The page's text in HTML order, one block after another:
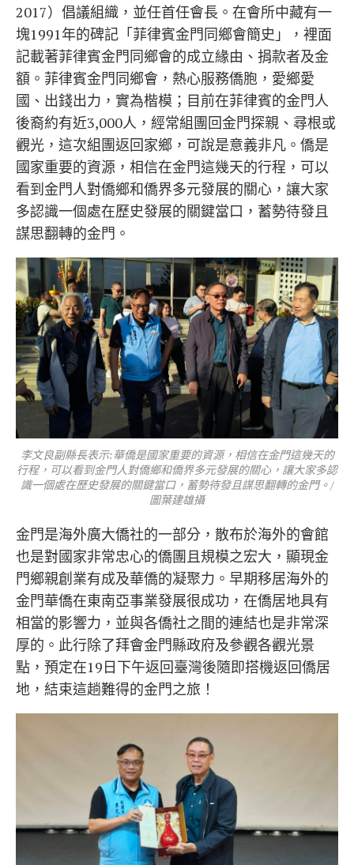
2017）倡議組織，並任首任會長。在會所中藏有一
塊1991年的碑記「菲律賓金門同鄉會簡史」，裡面
記載著菲律賓金門同鄉會的成立緣由、捐款者及金
額。菲律賓金門同鄉會，熱心服務僑胞，愛鄉愛
國、出錢出力，實為楷模；目前在菲律賓的金門人
後裔約有近3,000人，經常組團回金門探親、尋根或
觀光，這次組團返回家鄉，可說是意義非凡。僑是
國家重要的資源，相信在金門這幾天的行程，可以
看到金門人對僑鄉和僑界多元發展的關心，讓大家
多認識一個處在歷史發展的關鍵當口，蓄勢待發且
謀思翻轉的金門。
李文良副縣長表示:華僑是國家重要的資源，相信在金門這幾天的
行程，可以看到金門人對僑鄉和僑界多元發展的關心，讓大家多認
識一個處在歷史發展的關鍵當口，蓄勢待發且謀思翻轉的金門。/
圖葉建雄攝
金門是海外廣大僑社的一部分，散布於海外的會館
也是對國家非常忠心的僑團且規模之宏大，顯現金
門鄉親創業有成及華僑的凝聚力。早期移居海外的
金門華僑在東南亞事業發展很成功，在僑居地具有
相當的影響力，並與各僑社之間的連結也是非常深
厚的。此行除了拜會金門縣政府及參觀各觀光景
點，預定在19日下午返回臺灣後隨即搭機返回僑居
地，結束這趟難得的金門之旅！